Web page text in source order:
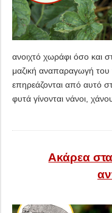
ανοιχτό χωράφι όσο και
μαζική αναπαραγωγή του
επηρεάζονται από αυτό
φυτά γίνονται νάνοι,
Ακάρεα